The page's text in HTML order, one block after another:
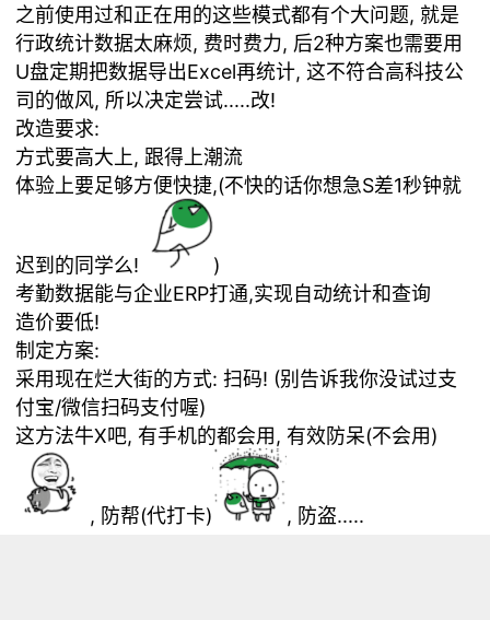
之前使用过和正在用的这些模式都有个大问题, 就是
行政统计数据太麻烦, 费时费力, 后2种方案也需要用
U盘定期把数据导出Excel再统计, 这不符合高科技公
司的做风, 所以决定尝试.....改!
改造要求:
方式要高大上, 跟得上潮流
体验上要足够方便快捷,(不快的话你想急S差1秒钟就
迟到的同学么!
)
考勤数据能与企业ERP打通,实现自动统计和查询
造价要低!
制定方案:
采用现在烂大街的方式: 扫码! (别告诉我你没试过支
付宝/微信扫码支付喔)
这方法牛X吧, 有手机的都会用, 有效防呆(不会用)
, 防帮(代打卡) , 防盗.....